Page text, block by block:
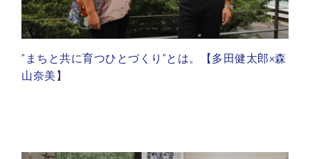
”まちと共に育つひとづくり”とは。【多田健太郎×森
山奈美】